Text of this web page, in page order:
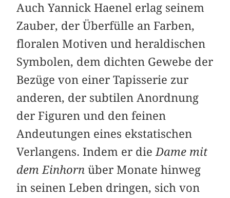
Auch Yannick Haenel erlag seinem
Zauber, der Überfülle an Farben,
floralen Motiven und heraldischen
Symbolen, dem dichten Gewebe der
Bezüge von einer Tapisserie zur
anderen, der subtilen Anordnung
der Figuren und den feinen
Andeutungen eines ekstatischen
Verlangens. Indem er die Dame mit
dem Einhorn über Monate hinweg
in seinen Leben dringen, sich von